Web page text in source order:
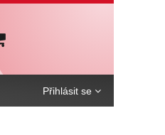
Přihlásit se